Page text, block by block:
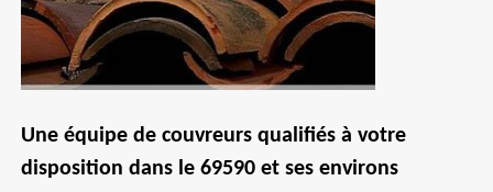
Une équipe de couvreurs qualifiés à votre
disposition dans le 69590 et ses environs